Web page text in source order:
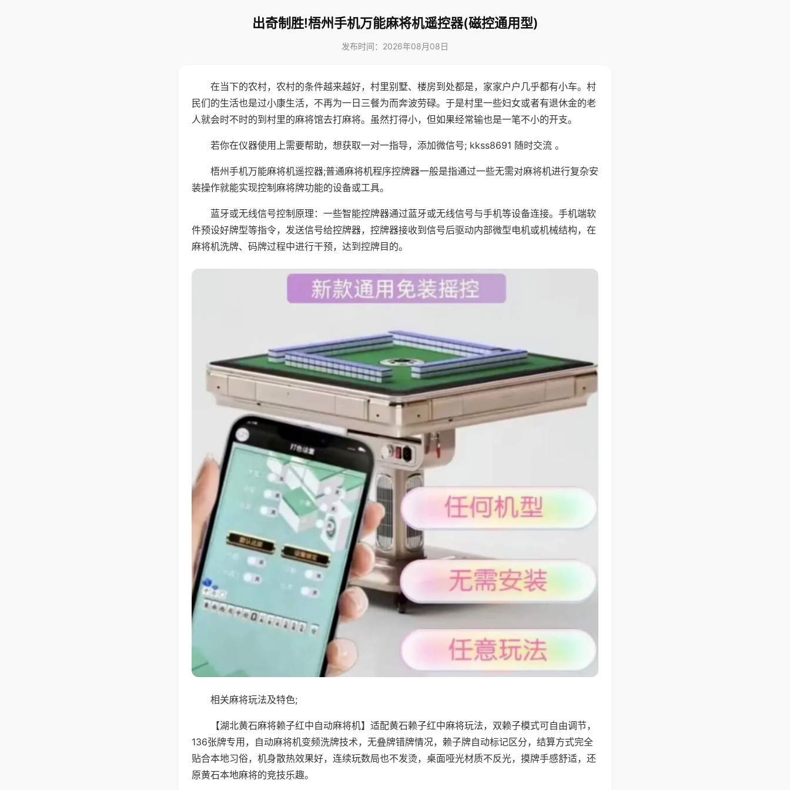
出奇制胜!梧州手机万能麻将机遥控器(磁控通用型)
发布时间：2026年08月08日
在当下的农村，农村的条件越来越好，村里别墅、楼房到处都是，家家户户几乎都有小车。村
民们的生活也是过小康生活，不再为一日三餐为而奔波劳碌。于是村里一些妇女或者有退休金的老
人就会时不时的到村里的麻将馆去打麻将。虽然打得小，但如果经常输也是一笔不小的开支。
若你在仪器使用上需要帮助，想获取一对一指导，添加微信号; kkss8691 随时交流 。
梧州手机万能麻将机遥控器;普通麻将机程序控牌器一般是指通过一些无需对麻将机进行复杂安
装操作就能实现控制麻将牌功能的设备或工具。
蓝牙或无线信号控制原理：一些智能控牌器通过蓝牙或无线信号与手机等设备连接。手机端软
件预设好牌型等指令，发送信号给控牌器，控牌器接收到信号后驱动内部微型电机或机械结构，在
麻将机洗牌、码牌过程中进行干预，达到控牌目的。
相关麻将玩法及特色;
【湖北黄石麻将赖子红中自动麻将机】适配黄石赖子红中麻将玩法，双赖子模式可自由调节，
136张牌专用，自动麻将机变频洗牌技术，无叠牌错牌情况，赖子牌自动标记区分，结算方式完全
贴合本地习俗，机身散热效果好，连续玩数局也不发烫，桌面哑光材质不反光，摸牌手感舒适，还
原黄石本地麻将的竞技乐趣。